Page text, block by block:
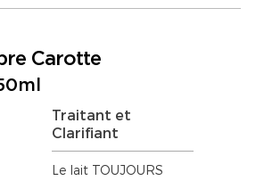
Carotte
Traitant et
Clarifiant
Le lait TOUJOURS